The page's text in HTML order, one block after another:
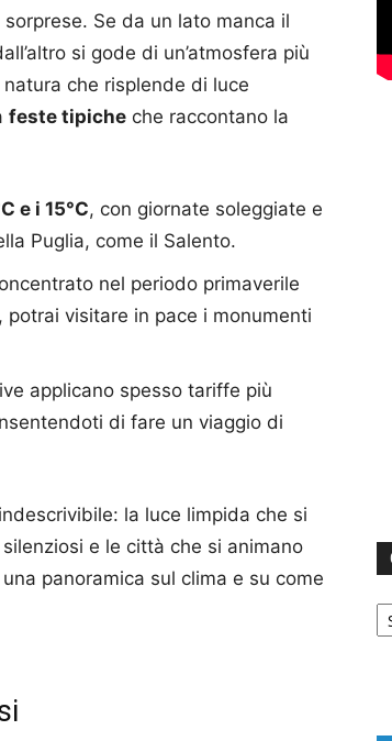
Se da un lato manca il
si gode di un’atmosfera più
che risplende di luce
feste tipiche che raccontano la
e i 15°C, con giornate soleggiate e
Puglia, come il Salento.
nel periodo primaverile
visitare in pace i monumenti
applicano spesso tariffe più
di fare un viaggio di
la luce limpida che si
e le città che si animano
panoramica sul clima e su come